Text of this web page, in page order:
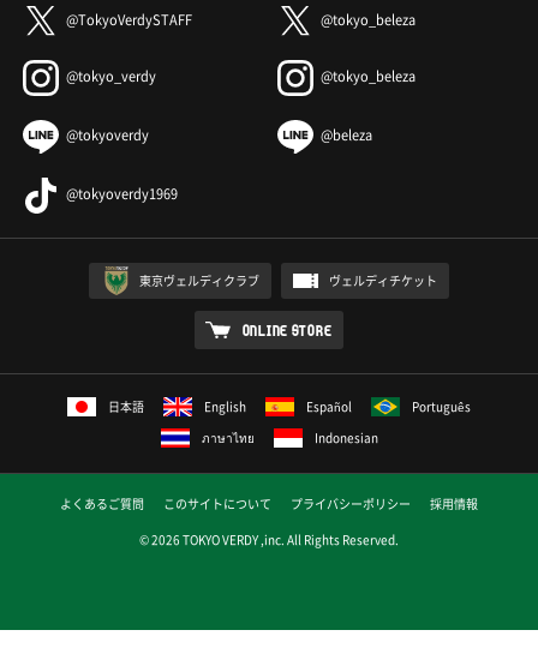
@TokyoVerdySTAFF @tokyo_beleza
@tokyo_verdy @tokyo_beleza
@tokyoverdy @beleza
@tokyoverdy1969
東京ヴェルディクラブ ヴェルディチケット
ONLINE STORE
日本語 English Español
Português
ภาษาไทย
Indonesian
よくあるご質問 このサイトについて プライバシーポリシー
採用情報
© 2026 TOKYO VERDY ,inc. All Rights Reserved.